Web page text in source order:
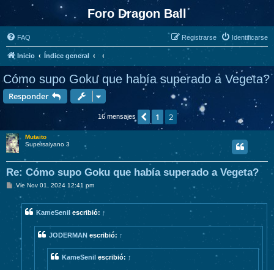
Foro Dragon Ball
FAQ Identificarse
Registrarse
Inicio Índice general
Cómo supo Goku que había superado a Vegeta?
Responder
16 mensajes Anterior
1 2
Mutaito
Supersaiyano 3
Re: Cómo supo Goku que había superado a Vegeta?
M
s
Vie Nov 01, 2024 12:41 pm
KameSenil escribió: ↑
JODERMAN escribió: ↑
KameSenil escribió: ↑